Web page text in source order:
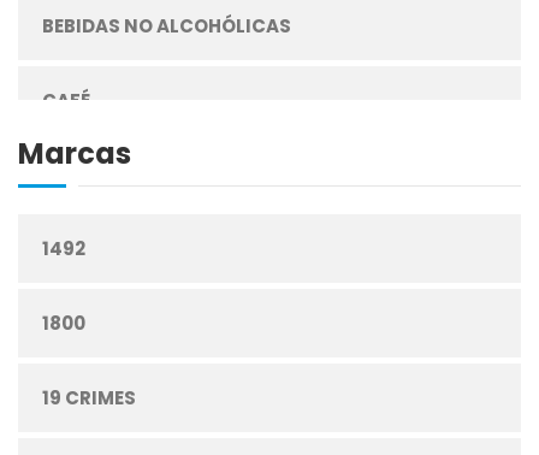
BEBIDAS NO ALCOHÓLICAS
CAFÉ
CIGARRILLOS
CONFITERÍA
CONGELADOS
Marcas
1492
1800
19 CRIMES